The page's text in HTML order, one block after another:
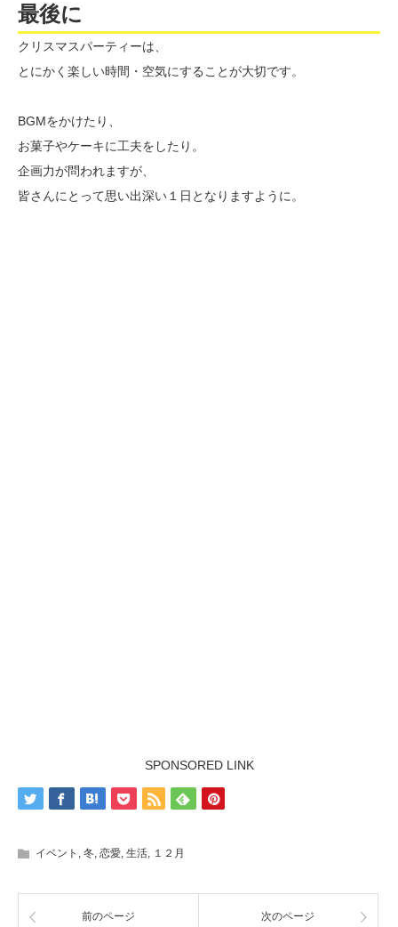
最後に
クリスマスパーティーは、
とにかく楽しい時間・空気にすることが大切です。
BGMをかけたり、
お菓子やケーキに工夫をしたり。
企画力が問われますが、
皆さんにとって思い出深い１日となりますように。
SPONSORED LINK
イベント 冬 恋愛 生活 １２月
前のページ 次のページ